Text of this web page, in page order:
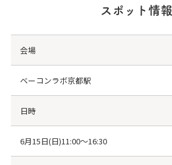
スポット情報
会場
ベーコンラボ京都駅
日時
6月15日(日)11:00〜16:30